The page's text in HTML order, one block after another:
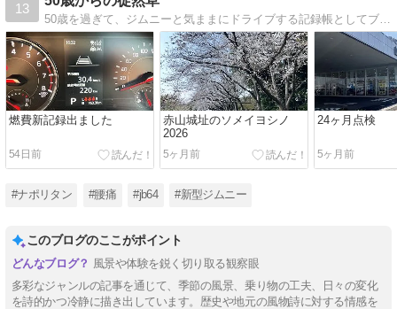
13
50歳を過ぎて、ジムニーと気ままにドライブする記録帳としてブログを開設しました。にわかのへたれジムニストなのでオンロードがほとんどです。各地の映画館を訪れたり、日々の何気ない出来事を綴ったりしています。
燃費新記録出ました
54日前
赤山城址のソメイヨシノ
2026
5ヶ月前
24ヶ月点検
5ヶ月前
#ナポリタン #腰痛 #jb64 #新型ジムニー
このブログのここがポイント
風景や体験を鋭く切り取る観察眼
多彩なジャンルの記事を通じて、季節の風景、乗り物の工夫、日々の変化
を詩的かつ冷静に描き出しています。歴史や地元の風物詩に対する情感を